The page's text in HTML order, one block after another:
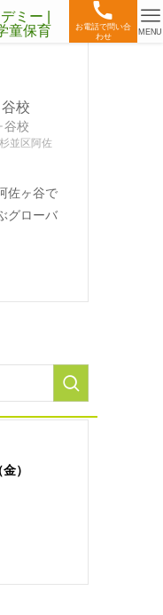
お電話で問い合
わせ
MENU
谷校
並区阿佐
佐ヶ谷で
グローバ
）